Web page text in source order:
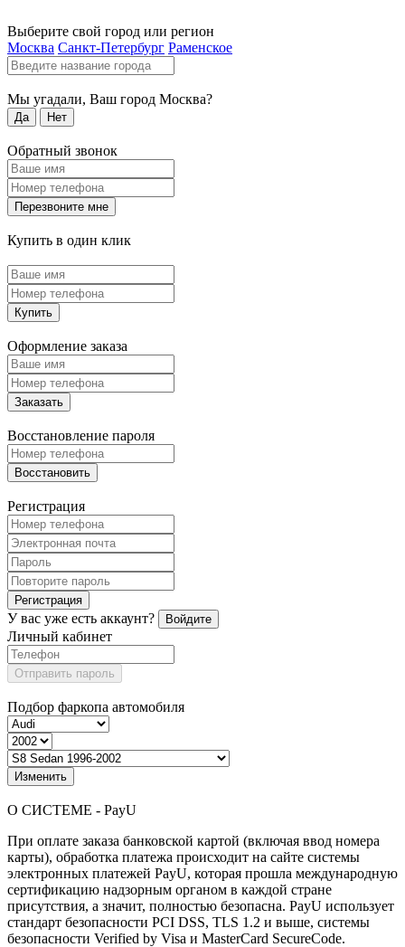
Выберите свой город или регион
Москва Санкт-Петербург Раменское
Мы угадали, Ваш город Москва?
Да Нет
Обратный звонок
Перезвоните мне
Купить в один клик
Купить
Оформление заказа
Заказать
Восстановление пароля
Восстановить
Регистрация
Регистрация
У вас уже есть аккаунт? Войдите
Личный кабинет
Отправить пароль
Подбор фаркопа автомобиля
Изменить
О СИСТЕМЕ - PayU
При оплате заказа банковской картой (включая ввод номера
карты), обработка платежа происходит на сайте системы
электронных платежей PayU, которая прошла международную
сертификацию надзорным органом в каждой стране
присутствия, а значит, полностью безопасна. PayU использует
стандарт безопасности PCI DSS, TLS 1.2 и выше, системы
безопасности Verified by Visa и MasterCard SecureCode.